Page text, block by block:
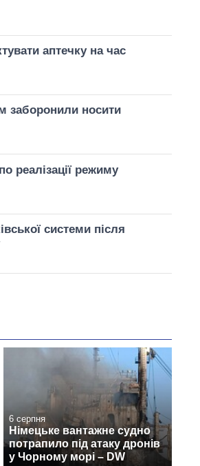
аптечку на час
заборонили носити
реалізації режиму
системи після
6 серпня
Німецьке вантажне судно
потрапило під атаку дронів
у Чорному морі – DW